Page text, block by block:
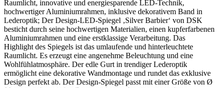
Raumlicht, innovative und energiesparende LED-Technik,
hochwertiger Aluminiumrahmen, inklusive dekorativem Band in
Lederoptik; Der Design-LED-Spiegel ‚Silver Barbier‘ von DSK
besticht durch seine hochwertigen Materialien, einen kupferfarbenen
Aluminiumrahmen und eine erstklassige Verarbeitung. Das
Highlight des Spiegels ist das umlaufende und hinterleuchtete
Raumlicht. Es erzeugt eine angenehme Beleuchtung und eine
Wohlfühlatmosphäre. Der edle Gurt in trendiger Lederoptik
ermöglicht eine dekorative Wandmontage und rundet das exklusive
Design perfekt ab. Der Design-Spiegel passt mit einer Größe von Ø